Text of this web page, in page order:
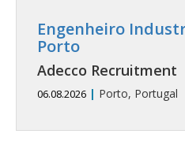
Engenheiro
Porto
Adecco Recruitment
06.08.2026 | Porto, Portugal